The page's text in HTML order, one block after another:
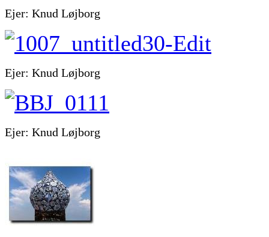
Ejer: Knud Løjborg
Ejer: Knud Løjborg
Ejer: Knud Løjborg